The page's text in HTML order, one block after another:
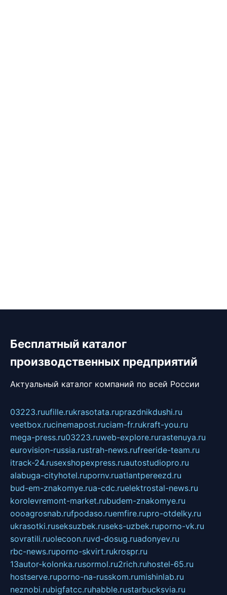
Бесплатный каталог
производственных предприятий
Актуальный каталог компаний по всей России
03223.ruufille.rukrasotata.ruprazdnikdushi.ru
veetbox.rucinemapost.ruciam-fr.rukraft-you.ru
mega-press.ru03223.ruweb-explore.rurastenuya.ru
eurovision-russia.rustrah-news.rufreeride-team.ru
itrack-24.rusexshopexpress.ruautostudiopro.ru
alabuga-cityhotel.rupornv.ruatlantpereezd.ru
bud-em-znakomye.rua-cdc.ruelektrostal-news.ru
korolevremont-market.rubudem-znakomye.ru
oooagrosnab.rufpodaso.ruemfire.rupro-otdelky.ru
ukrasotki.ruseksuzbek.ruseks-uzbek.ruporno-vk.ru
sovratili.ruolecoon.ruvd-dosug.ruadonyev.ru
rbc-news.ruporno-skvirt.rukrospr.ru
13autor-kolonka.rusormol.ru2rich.ruhostel-65.ru
hostserve.ruporno-na-russkom.rumishinlab.ru
neznobi.rubigfatcc.ruhabble.rustarbucksvia.ru